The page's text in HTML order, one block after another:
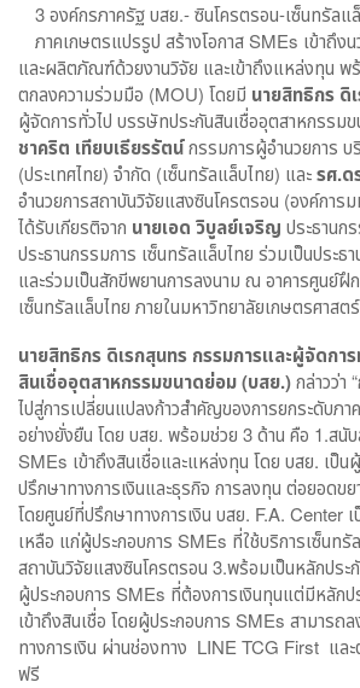
3 องค์กรภาครัฐ บสย.- ซินโครตรอน-เซ็นทรัลแ
ภาคเกษตรแปรรูป สร้างโอกาส SMEs เข้าถึง
และผลิตภัณฑ์ด้วยงานวิจัย และเข้าถึงแหล่งทุน พ
ตกลงความร่วมมือ (MOU) โดยมี นายสิทธิกร ดิ
ผู้จัดการทั่วไป บรรษัทประกันสินเชื่ออุตสาหกรรม
ชาคริต เทียบเธียรรัตน์กรรมการผู้อำนวยการ
(ประเทศไทย) จำกัด (เซ็นทรัลแล็บไทย) และรศ.ด
อำนวยการสถาบันวิจัยแสงซินโครตรอน (องค์การ
ได้รับเกียรติจาก นายเอด วิบูลย์เจริญ ประธานก
ประธานกรรมการ เซ็นทรัลแล็บไทย ร่วมเป็นประธ
และร่วมเป็นสักขีพยานการลงนาม ณ อาคารศูนย์ฝึ
เซ็นทรัลแล็บไทย ภายในมหาวิทยาลัยเกษตรศาสต
นายสิทธิกร ดิเรกสุนทร กรรมการและผู้จัดกา
สินเชื่ออุตสาหกรรมขนาดย่อม (บสย.)กล่าวว่า
ไปสู่การเปลี่ยนแปลงก้าวสำคัญของการยกระดับภ
อย่างยั่งยืน โดย บสย. พร้อมช่วย 3 ด้าน คือ 1.สนั
SMEs เข้าถึงสินเชื่อและแหล่งทุน โดย บสย. เป็น
ปรึกษาทางการเงินและธุรกิจ การลงทุน ต่อยอดข
โดยศูนย์ที่ปรึกษาทางการเงิน บสย. F.A. Center
เหลือ แก่ผู้ประกอบการ SMEs ที่ใช้บริการเซ็นทรั
สถาบันวิจัยแสงซินโครตรอน 3.พร้อมเป็นหลักประกั
ผู้ประกอบการ SMEs ที่ต้องการเงินทุนแต่มีหลักป
เข้าถึงสินเชื่อ โดยผู้ประกอบการ SMEs สามารถ
ทางการเงิน ผ่านช่องทาง LINE TCG First และ
ฟรี